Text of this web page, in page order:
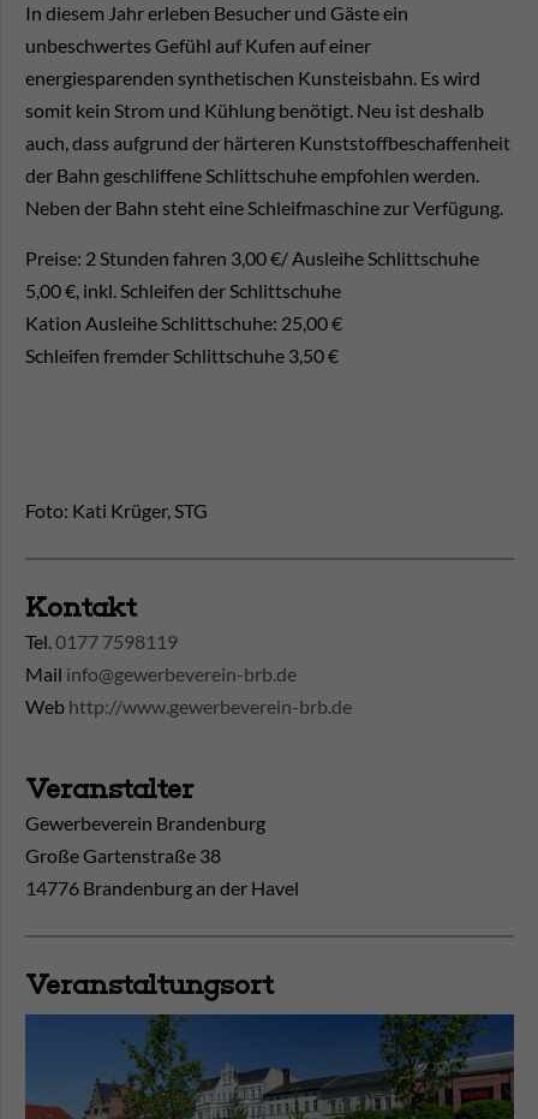
In diesem Jahr erleben Besucher und Gäste ein
unbeschwertes Gefühl auf Kufen auf einer
energiesparenden synthetischen Kunsteisbahn. Es wird
somit kein Strom und Kühlung benötigt. Neu ist deshalb
auch, dass aufgrund der härteren Kunststoffbeschaffenheit
der Bahn geschliffene Schlittschuhe empfohlen werden.
Neben der Bahn steht eine Schleifmaschine zur Verfügung.
Preise: 2 Stunden fahren 3,00 €/ Ausleihe Schlittschuhe
5,00 €, inkl. Schleifen der Schlittschuhe
Kation Ausleihe Schlittschuhe: 25,00 €
Schleifen fremder Schlittschuhe 3,50 €
Foto: Kati Krüger, STG
Kontakt
Tel.0177 7598119
Mail info@gewerbeverein-brb.de
Web http://www.gewerbeverein-brb.de
Veranstalter
Gewerbeverein Brandenburg
Große Gartenstraße 38
14776 Brandenburg an der Havel
Veranstaltungsort